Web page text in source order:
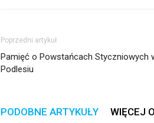
Poprzedni artykuł
Pamięć o Powstańcach Styczniowych
Podlesiu
PODOBNE ARTYKUŁY WIĘCEJ